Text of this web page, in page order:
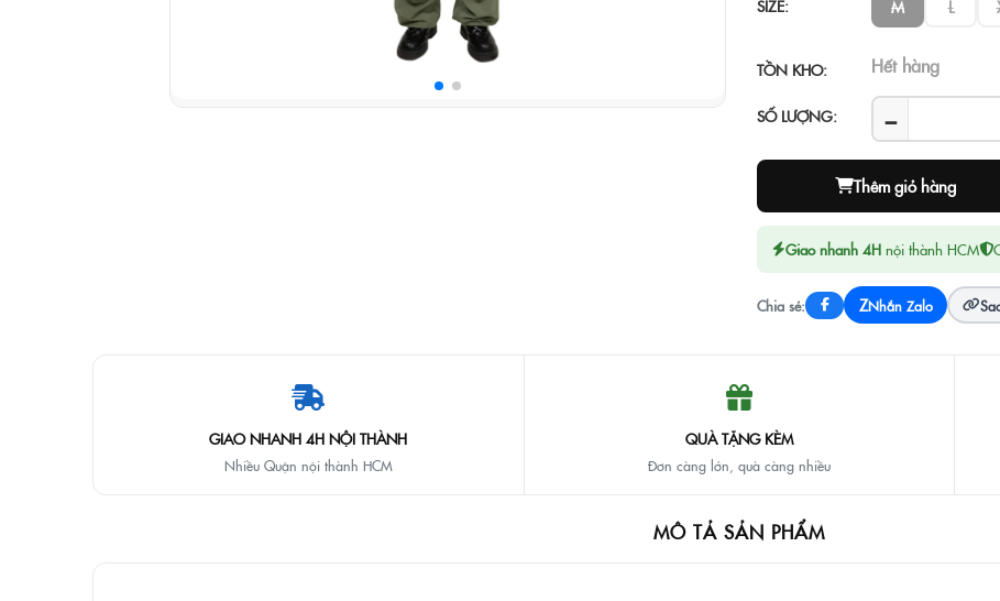
SIZE: M L
TỒN KHO: Hết hàng
SỐ LƯỢNG: −
Thêm giỏ hàng
Giao nhanh 4H nội thành HCM
Chia sẻ: ZNhắn Zalo
GIAO NHANH 4H NỘI THÀNH
Nhiều Quận nội thành HCM
QUÀ TẶNG KÈM
Đơn càng lớn, quà càng nhiều
MÔ TẢ SẢN PHẨM